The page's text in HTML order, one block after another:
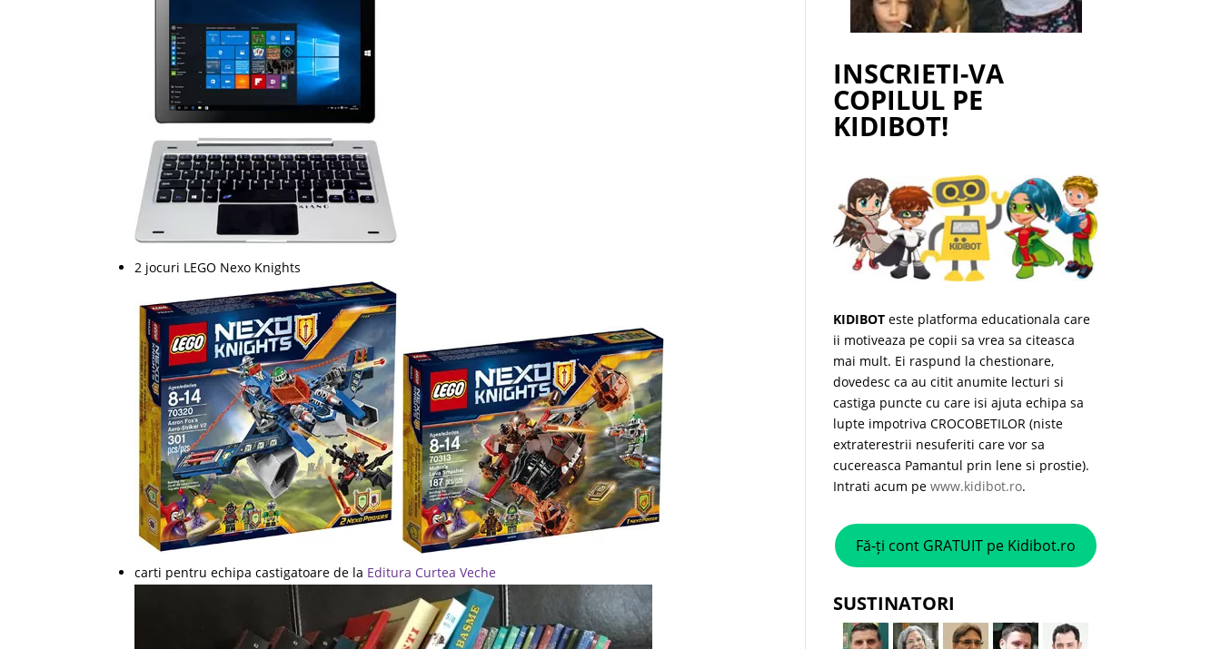
2 jocuri LEGO Nexo Knights
carti pentru echipa castigatoare de la Editura Curtea Veche
INSCRIETI-VA
COPILUL PE
KIDIBOT!
KIDIBOT este platforma educationala care
ii motiveaza pe copii sa vrea sa citeasca
mai mult. Ei raspund la chestionare,
dovedesc ca au citit anumite lecturi si
castiga puncte cu care isi ajuta echipa sa
lupte impotriva CROCOBETILOR (niste
extraterestrii nesuferiti care vor sa
cucereasca Pamantul prin lene si prostie).
Intrati acum pewww.kidibot.ro.
Fă-ți cont GRATUIT pe Kidibot.ro
SUSTINATORI